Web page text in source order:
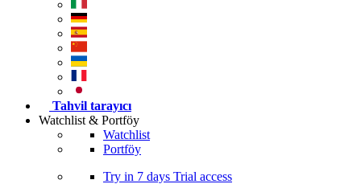
Tahvil tarayıcı
Watchlist & Portföy
Watchlist
Portföy
Try in 7 days Trial access